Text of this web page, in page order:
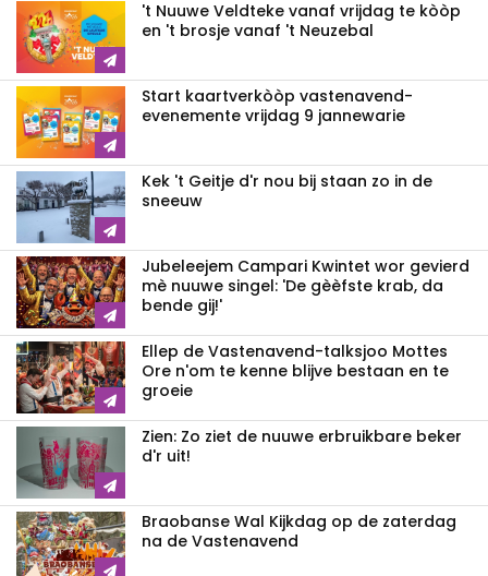
't Nuuwe Veldteke vanaf vrijdag te kòòp
en 't brosje vanaf 't Neuzebal
Start kaartverkòòp vastenavend­
evenemente vrijdag 9 jannewarie
Kek 't Geitje d'r nou bij staan zo in de
sneeuw
Jubeleejem Campari Kwintet wor gevierd
mè nuuwe singel: 'De gèèfste krab, da
bende gij!'
Ellep de Vastenavend-talksjoo Mottes
Ore n'om te kenne blijve bestaan en te
groeie
Zien: Zo ziet de nuuwe erbruikbare beker
d'r uit!
Braobanse Wal Kijkdag op de zaterdag
na de Vastenavend